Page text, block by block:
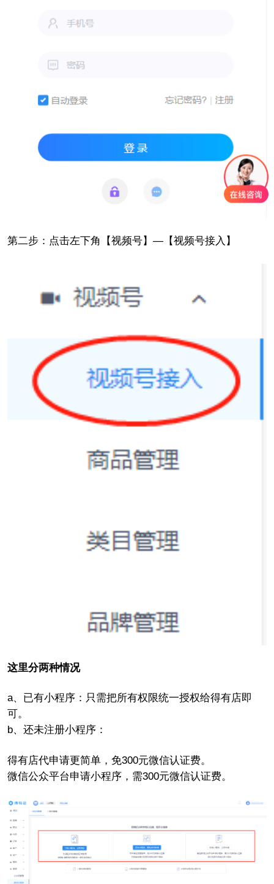
第二步：点击左下角【视频号】—【视频号接入】
这里分两种情况
a、已有小程序：只需把所有权限统一授权给得有店即
可。
b、还未注册小程序：
得有店代申请更简单，免300元微信认证费。
微信公众平台申请小程序，需300元微信认证费。